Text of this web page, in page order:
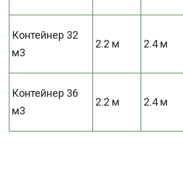
Контейнер 32
м3
2.2 м 2.4 м
Контейнер 36
м3
2.2 м 2.4 м